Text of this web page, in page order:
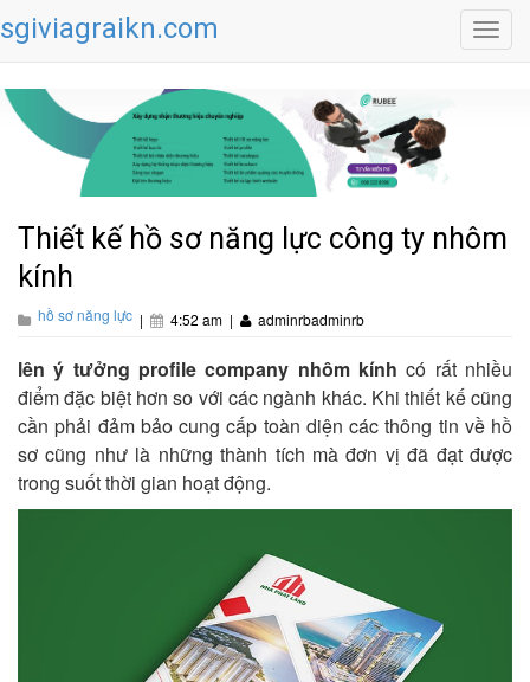
sgiviagraikn.com
Thiết kế hồ sơ năng lực công ty nhôm
kính
hồ sơ năng lực | 4:52 am | adminrbadminrb
lên ý tưởng profile company nhôm kính có rất nhiều
điểm đặc biệt hơn so với các ngành khác. Khi thiết kế cũng
cần phải đảm bảo cung cấp toàn diện các thông tin về hồ
sơ cũng như là những thành tích mà đơn vị đã đạt được
trong suốt thời gian hoạt động.